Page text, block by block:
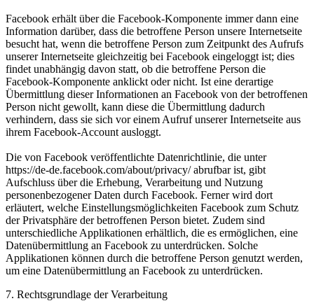
Facebook erhält über die Facebook-Komponente immer dann eine
Information darüber, dass die betroffene Person unsere Internetseite
besucht hat, wenn die betroffene Person zum Zeitpunkt des Aufrufs
unserer Internetseite gleichzeitig bei Facebook eingeloggt ist; dies
findet unabhängig davon statt, ob die betroffene Person die
Facebook-Komponente anklickt oder nicht. Ist eine derartige
Übermittlung dieser Informationen an Facebook von der betroffenen
Person nicht gewollt, kann diese die Übermittlung dadurch
verhindern, dass sie sich vor einem Aufruf unserer Internetseite aus
ihrem Facebook-Account ausloggt.
Die von Facebook veröffentlichte Datenrichtlinie, die unter
https://de-de.facebook.com/about/privacy/ abrufbar ist, gibt
Aufschluss über die Erhebung, Verarbeitung und Nutzung
personenbezogener Daten durch Facebook. Ferner wird dort
erläutert, welche Einstellungsmöglichkeiten Facebook zum Schutz
der Privatsphäre der betroffenen Person bietet. Zudem sind
unterschiedliche Applikationen erhältlich, die es ermöglichen, eine
Datenübermittlung an Facebook zu unterdrücken. Solche
Applikationen können durch die betroffene Person genutzt werden,
um eine Datenübermittlung an Facebook zu unterdrücken.
7. Rechtsgrundlage der Verarbeitung